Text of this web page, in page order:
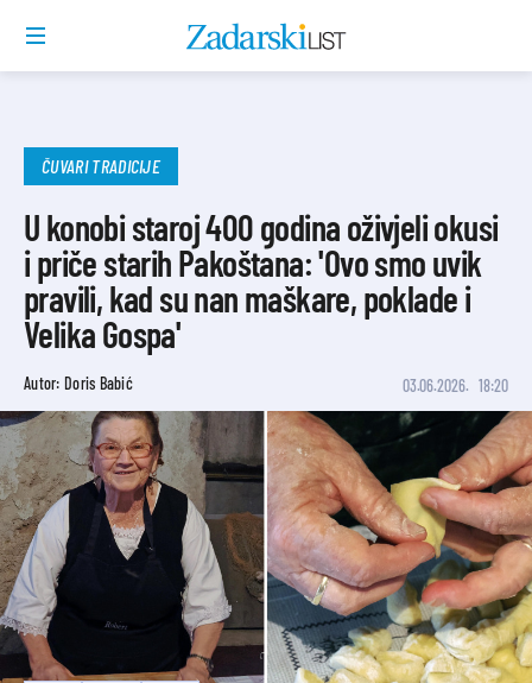
ČUVARI TRADICIJE
U konobi staroj 400 godina oživjeli okusi
i priče starih Pakoštana: 'Ovo smo uvik
pravili, kad su nan maškare, poklade i
Velika Gospa'
Autor: Doris Babić 03.06.2026. 18:20